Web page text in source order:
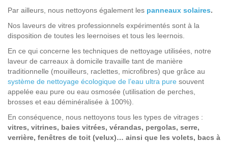
Par ailleurs, nous nettoyons également les panneaux solaires.
Nos laveurs de vitres professionnels expérimentés sont à la
disposition de toutes les leernoises et tous les leernois.
En ce qui concerne les techniques de nettoyage utilisées, notre
laveur de carreaux à domicile travaille tant de manière
traditionnelle (mouilleurs, raclettes, microfibres) que grâce au
système de nettoyage écologique de l’eau ultra pure souvent
appelée eau pure ou eau osmosée (utilisation de perches,
brosses et eau déminéralisée à 100%).
En conséquence, nous nettoyons tous les types de vitrages :
vitres, vitrines, baies vitrées, vérandas, pergolas, serre,
verrière, fenêtres de toit (velux)… ainsi que les volets, bacs à